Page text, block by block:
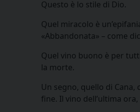
Questo è lo stile di Dio.
Quel miracolo è
«Abbandonata» – come
Quel vino buono è per
la morte.
Un segno, quello di
fine. Il vino dell’ultima